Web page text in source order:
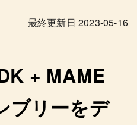
最終更新日 2023-05-16
+ MAME
ブリーをデ